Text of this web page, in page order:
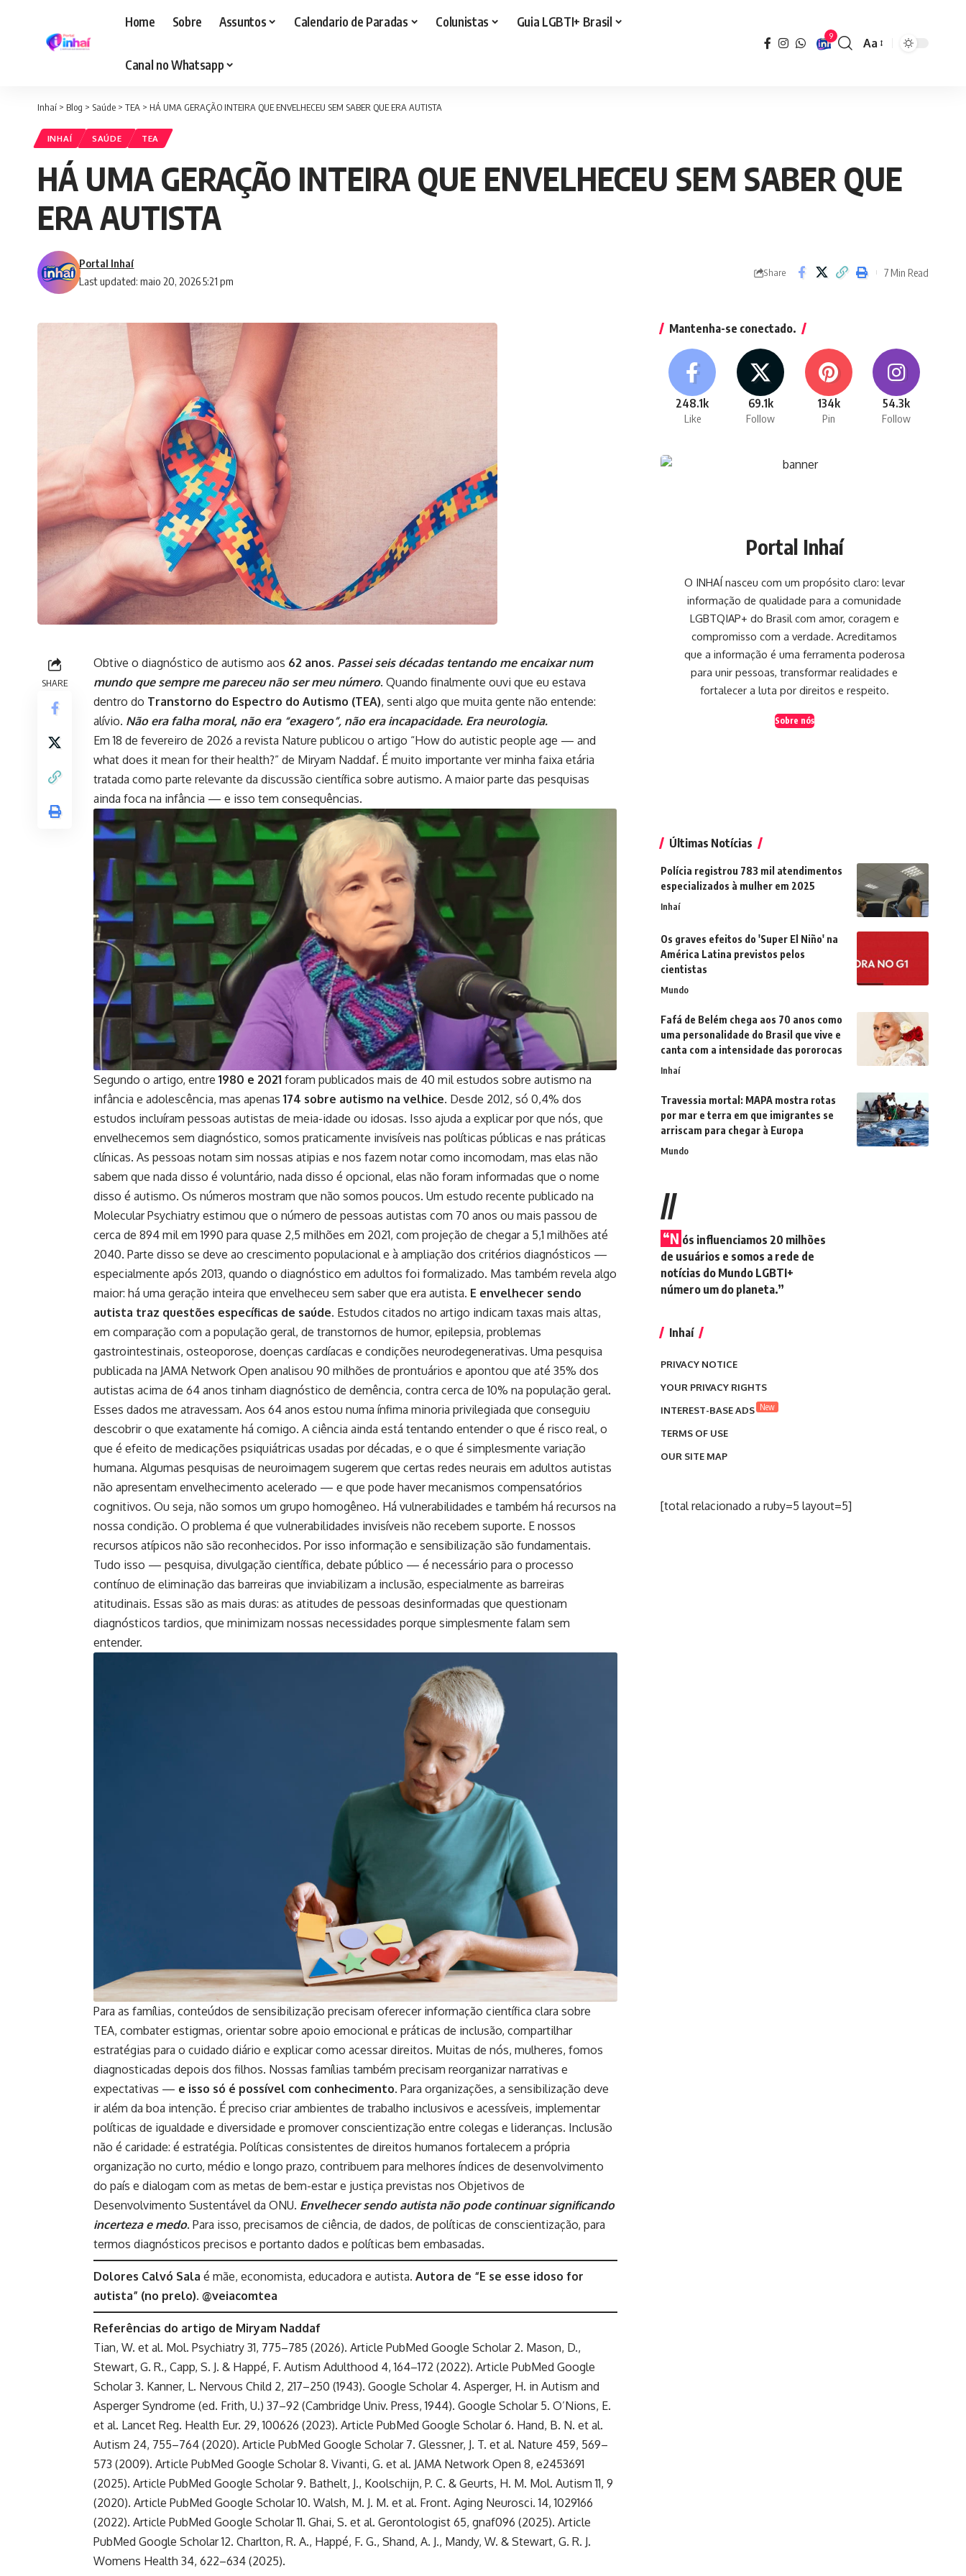
Home Sobre Assuntos Calendario de Paradas Colunistas Guia LGBTI+ Brasil
Canal no Whatsapp
9
Font
Aa
Inhaí > Blog > Saúde > TEA > HÁ UMA GERAÇÃO INTEIRA QUE ENVELHECEU SEM SABER QUE ERA AUTISTA
INHAÍ SAÚDE TEA
HÁ UMA GERAÇÃO INTEIRA QUE ENVELHECEU SEM SABER QUE
ERA AUTISTA
Last updated: maio 20, 2026 5:21 pm
Portal Inhaí
Share 7 Min Read
SHARE
Obtive o diagnóstico de autismo aos 62 anos. Passei seis décadas tentando me encaixar num
mundo que sempre me pareceu não ser meu número. Quando finalmente ouvi que eu estava
dentro do Transtorno do Espectro do Autismo (TEA), senti algo que muita gente não entende:
alívio. Não era falha moral, não era “exagero”, não era incapacidade. Era neurologia.
Em 18 de fevereiro de 2026 a revista Nature publicou o artigo “How do autistic people age — and
what does it mean for their health?” de Miryam Naddaf. É muito importante ver minha faixa etária
tratada como parte relevante da discussão científica sobre autismo. A maior parte das pesquisas
ainda foca na infância — e isso tem consequências.
Segundo o artigo, entre 1980 e 2021 foram publicados mais de 40 mil estudos sobre autismo na
infância e adolescência, mas apenas 174 sobre autismo na velhice. Desde 2012, só 0,4% dos
estudos incluíram pessoas autistas de meia-idade ou idosas. Isso ajuda a explicar por que nós, que
envelhecemos sem diagnóstico, somos praticamente invisíveis nas políticas públicas e nas práticas
clínicas. As pessoas notam sim nossas atipias e nos fazem notar como incomodam, mas elas não
sabem que nada disso é voluntário, nada disso é opcional, elas não foram informadas que o nome
disso é autismo. Os números mostram que não somos poucos. Um estudo recente publicado na
Molecular Psychiatry estimou que o número de pessoas autistas com 70 anos ou mais passou de
cerca de 894 mil em 1990 para quase 2,5 milhões em 2021, com projeção de chegar a 5,1 milhões até
2040. Parte disso se deve ao crescimento populacional e à ampliação dos critérios diagnósticos —
especialmente após 2013, quando o diagnóstico em adultos foi formalizado. Mas também revela algo
maior: há uma geração inteira que envelheceu sem saber que era autista. E envelhecer sendo
autista traz questões específicas de saúde. Estudos citados no artigo indicam taxas mais altas,
em comparação com a população geral, de transtornos de humor, epilepsia, problemas
gastrointestinais, osteoporose, doenças cardíacas e condições neurodegenerativas. Uma pesquisa
publicada na JAMA Network Open analisou 90 milhões de prontuários e apontou que até 35% dos
autistas acima de 64 anos tinham diagnóstico de demência, contra cerca de 10% na população geral.
Esses dados me atravessam. Aos 64 anos estou numa ínfima minoria privilegiada que conseguiu
descobrir o que exatamente há comigo. A ciência ainda está tentando entender o que é risco real, o
que é efeito de medicações psiquiátricas usadas por décadas, e o que é simplesmente variação
humana. Algumas pesquisas de neuroimagem sugerem que certas redes neurais em adultos autistas
não apresentam envelhecimento acelerado — e que pode haver mecanismos compensatórios
cognitivos. Ou seja, não somos um grupo homogêneo. Há vulnerabilidades e também há recursos na
nossa condição. O problema é que vulnerabilidades invisíveis não recebem suporte. E nossos
recursos atípicos não são reconhecidos. Por isso informação e sensibilização são fundamentais.
Tudo isso — pesquisa, divulgação científica, debate público — é necessário para o processo
contínuo de eliminação das barreiras que inviabilizam a inclusão, especialmente as barreiras
atitudinais. Essas são as mais duras: as atitudes de pessoas desinformadas que questionam
diagnósticos tardios, que minimizam nossas necessidades porque simplesmente falam sem
entender.
Para as famílias, conteúdos de sensibilização precisam oferecer informação científica clara sobre
TEA, combater estigmas, orientar sobre apoio emocional e práticas de inclusão, compartilhar
estratégias para o cuidado diário e explicar como acessar direitos. Muitas de nós, mulheres, fomos
diagnosticadas depois dos filhos. Nossas famílias também precisam reorganizar narrativas e
expectativas — e isso só é possível com conhecimento. Para organizações, a sensibilização deve
ir além da boa intenção. É preciso criar ambientes de trabalho inclusivos e acessíveis, implementar
políticas de igualdade e diversidade e promover conscientização entre colegas e lideranças. Inclusão
não é caridade: é estratégia. Políticas consistentes de direitos humanos fortalecem a própria
organização no curto, médio e longo prazo, contribuem para melhores índices de desenvolvimento
do país e dialogam com as metas de bem-estar e justiça previstas nos Objetivos de
Desenvolvimento Sustentável da ONU. Envelhecer sendo autista não pode continuar significando
incerteza e medo. Para isso, precisamos de ciência, de dados, de políticas de conscientização, para
termos diagnósticos precisos e portanto dados e políticas bem embasadas.
Dolores Calvó Sala é mãe, economista, educadora e autista. Autora de “E se esse idoso for
autista” (no prelo). @veiacomtea
Referências do artigo de Miryam Naddaf
Tian, W. et al. Mol. Psychiatry 31, 775–785 (2026). Article PubMed Google Scholar 2. Mason, D.,
Stewart, G. R., Capp, S. J. & Happé, F. Autism Adulthood 4, 164–172 (2022). Article PubMed Google
Scholar 3. Kanner, L. Nervous Child 2, 217–250 (1943). Google Scholar 4. Asperger, H. in Autism and
Asperger Syndrome (ed. Frith, U.) 37–92 (Cambridge Univ. Press, 1944). Google Scholar 5. O’Nions, E.
et al. Lancet Reg. Health Eur. 29, 100626 (2023). Article PubMed Google Scholar 6. Hand, B. N. et al.
Autism 24, 755–764 (2020). Article PubMed Google Scholar 7. Glessner, J. T. et al. Nature 459, 569–
573 (2009). Article PubMed Google Scholar 8. Vivanti, G. et al. JAMA Network Open 8, e2453691
(2025). Article PubMed Google Scholar 9. Bathelt, J., Koolschijn, P. C. & Geurts, H. M. Mol. Autism 11, 9
(2020). Article PubMed Google Scholar 10. Walsh, M. J. M. et al. Front. Aging Neurosci. 14, 1029166
(2022). Article PubMed Google Scholar 11. Ghai, S. et al. Gerontologist 65, gnaf096 (2025). Article
PubMed Google Scholar 12. Charlton, R. A., Happé, F. G., Shand, A. J., Mandy, W. & Stewart, G. R. J.
Womens Health 34, 622–634 (2025).
Mantenha-se conectado.
248.1k
Like
69.1k
Follow
134k
Pin
54.3k
Follow
Portal Inhaí
O INHAÍ nasceu com um propósito claro: levar
informação de qualidade para a comunidade
LGBTQIAP+ do Brasil com amor, coragem e
compromisso com a verdade. Acreditamos
que a informação é uma ferramenta poderosa
para unir pessoas, transformar realidades e
fortalecer a luta por direitos e respeito.
Sobre nós
Últimas Notícias
Polícia registrou 783 mil atendimentos
especializados à mulher em 2025
Inhaí
Os graves efeitos do 'Super El Niño' na
América Latina previstos pelos
cientistas
Mundo
Fafá de Belém chega aos 70 anos como
uma personalidade do Brasil que vive e
canta com a intensidade das pororocas
Inhaí
Travessia mortal: MAPA mostra rotas
por mar e terra em que imigrantes se
arriscam para chegar à Europa
Mundo
//
“N ós influenciamos 20 milhões
de usuários e somos a rede de
notícias do Mundo LGBTI+
número um do planeta.”
Inhaí
PRIVACY NOTICE
YOUR PRIVACY RIGHTS
INTEREST-BASE ADS New
TERMS OF USE
OUR SITE MAP
[total relacionado a ruby=5 layout=5]